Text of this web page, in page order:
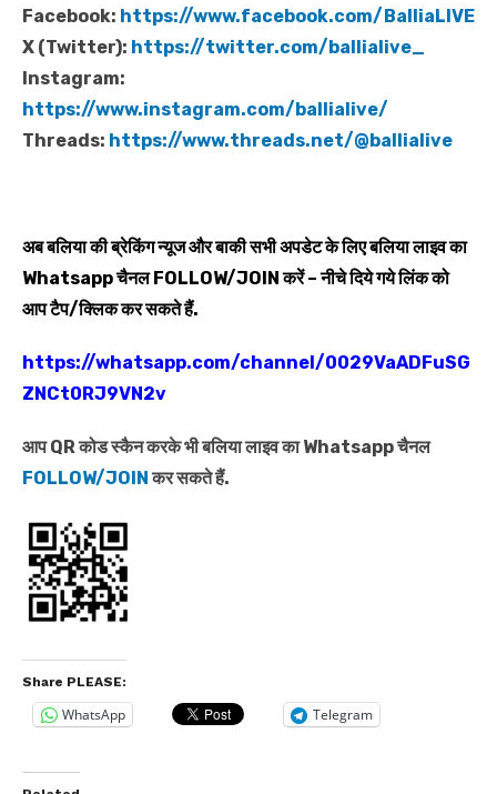
Facebook: https://www.facebook.com/BalliaLIVE
X (Twitter): https://twitter.com/ballialive_
Instagram:
https://www.instagram.com/ballialive/
Threads: https://www.threads.net/@ballialive
अब बलिया की ब्रेकिंग न्यूज और बाकी सभी अपडेट के लिए बलिया लाइव का
WhatsappचैनलFOLLOW/JOINकरें – नीचे दिये गये लिंक को
आप टैप/क्लिक कर सकते हैं.
https://whatsapp.com/channel/0029VaADFuSG
ZNCt0RJ9VN2v
आप QR कोड स्कैन करके भी बलिया लाइव का Whatsapp चैनल
FOLLOW/JOINकर सकते हैं.
Share PLEASE:
WhatsApp Telegram